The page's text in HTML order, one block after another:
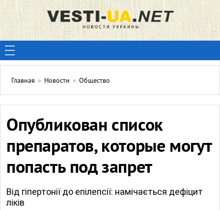
Главная » Новости » Общество
Опубликован список
препаратов, которые могут
попасть под запрет
Від гіпертонії до епілепсії: намічається дефіцит
ліків